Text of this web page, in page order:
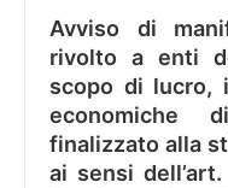
Avviso di
rivolto a enti
scopo di lucro,
economiche
finalizzato alla
ai sensi